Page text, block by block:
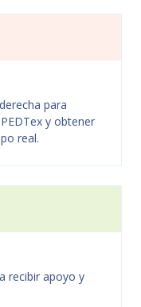
para
y obtener
real.
recibir apoyo y